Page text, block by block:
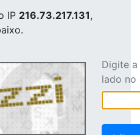
IP 216.73.217.131,
Digite
lado no